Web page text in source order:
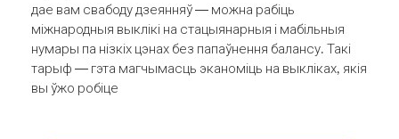
дае вам свабоду дзеянняў — можна рабіць
міжнародныя выклікі на стацыянарныя і мабільныя
нумары па нізкіх цэнах без папаўнення балансу. Такі
тарыф — гэта магчымасць эканоміць на выкліках, якія
вы ўжо робіце